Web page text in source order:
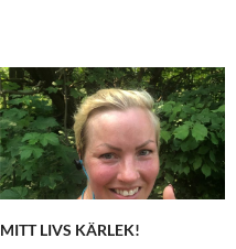
MITT LIVS KÄRLEK!